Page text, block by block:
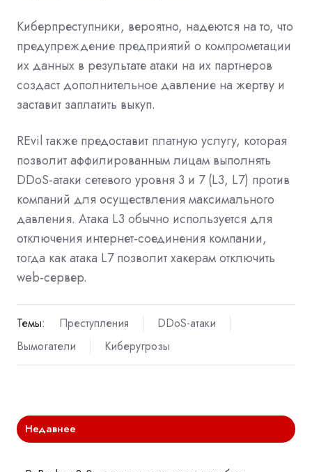
Киберпреступники, вероятно, надеются на то, что
предупреждение предприятий о компрометации
их данных в результате атаки на их партнеров
создаст дополнительное давление на жертву и
заставит заплатить выкуп.
REvil также предоставит платную услугу, которая
позволит аффилированным лицам выполнять
DDoS-атаки сетевого уровня 3 и 7 (L3, L7) против
компаний для осуществления максимального
давления. Атака L3 обычно используется для
отключения интернет-соединения компании,
тогда как атака L7 позволит хакерам отключить
web-сервер.
Темы: Преступления
DDoS-атаки
Вымогатели
Киберугрозы
Недавнее